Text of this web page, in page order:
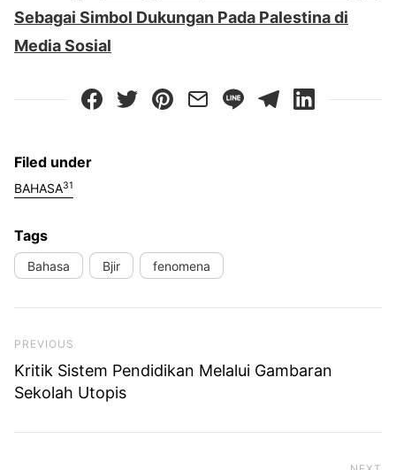
Sebagai Simbol Dukungan Pada Palestina di
Media Sosial
Filed under
BAHASA31
Tags
Bahasa Bjir fenomena
Previous Post
PREVIOUS
Kritik Sistem Pendidikan Melalui Gambaran
Sekolah Utopis